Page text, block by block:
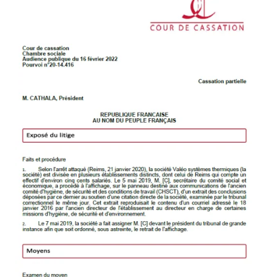
Cass. soc., 16/02/2022, n° 20-14 416 - © D.R.
Le contexte
Le secrétaire du CSE affiche, sur le panneau destiné aux
communications de l’ancien CHSCT, un extrait des
conclusions déposées par ce dernier au soutien d’une
citation directe de la société devant le Tribunal
correctionnel.